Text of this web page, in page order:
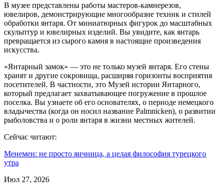
В музее представлены работы мастеров-камнерезов,
ювелиров, демонстрирующие многообразие техник и стилей
обработки янтаря. От миниатюрных фигурок до масштабных
скульптур и ювелирных изделий. Вы увидите, как янтарь
превращается из сырого камня в настоящие произведения
искусства.
«Янтарный замок» — это не только музей янтаря. Его стены
хранят и другие сокровища, расширяя горизонты восприятия
посетителей. В частности, это Музей истории Янтарного,
который предлагает захватывающее погружение в прошлое
поселка. Вы узнаете об его основателях, о периоде немецкого
владычества (когда он носил название Palmnicken), о развитии
рыболовства и о роли янтаря в жизни местных жителей.
Сейчас читают:
Менемен: не просто яичница, а целая философия турецкого
утра
Июл 27, 2026